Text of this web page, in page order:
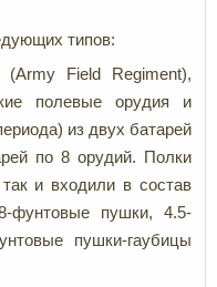
типов:
(Army Field Regiment),
полевые орудия и
из двух батарей
по 8 орудий. Полки
и входили в состав
фунтовые пушки, 4.5-
пушки-гаубицы